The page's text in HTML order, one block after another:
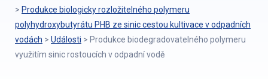
> Produkce biologicky rozložitelného polymeru
polyhydroxybutyrátu PHB ze sinic cestou kultivace v odpadních
vodách > Události > Produkce biodegradovatelného polymeru
využitím sinic rostoucích v odpadní vodě